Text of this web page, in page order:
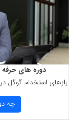
دوره های حرفه
رازهای استخدام گوگل
چه